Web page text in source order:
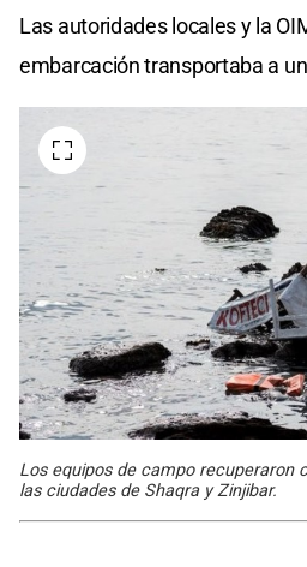
Las autoridades locales y la
embarcación transportaba a
Los equipos de campo recuperaron
las ciudades de Shaqra y Zinjibar.